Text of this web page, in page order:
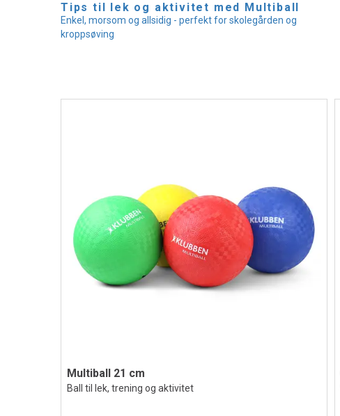
Tips til lek og aktivitet med Multiball
Enkel, morsom og allsidig - perfekt for skolegården og
kroppsøving
Multiball 21 cm
Ball til lek, trening og aktivitet